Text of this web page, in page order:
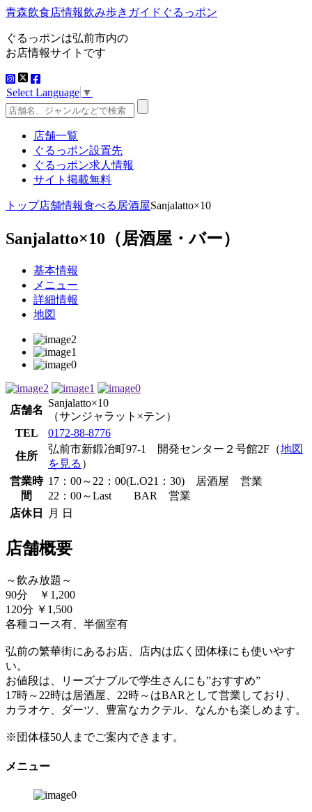
青森飲食店情報飲み歩きガイドぐるっポン
ぐるっポンは弘前市内の
お店情報サイトです
Select Language ▼
店舗一覧
ぐるっポン設置先
ぐるっポン求人情報
サイト掲載無料
トップ店舗情報食べる 居酒屋Sanjalatto×10
Sanjalatto×10 （居酒屋・バー）
基本情報
メニュー
詳細情報
地図
店舗名
Sanjalatto×10
（サンジャラット×テン）
TEL
0172-88-8776
住所
弘前市新鍛冶町97-1 開発センター２号館2F（地図
を見る ）
営業時
間
17：00～22：00(L.O21：30) 居酒屋 営業
22：00～Last BAR 営業
店休日
月 日
店舗概要
～飲み放題～
90分 ￥1,200
120分 ￥1,500
各種コース有、半個室有
弘前の繁華街にあるお店、店内は広く団体様にも使いやす
い。
お値段は、リーズナブルで学生さんにも”おすすめ”
17時～22時は居酒屋、22時～はBARとして営業しており、
カラオケ、ダーツ、豊富なカクテル、なんかも楽しめます。
※団体様50人までご案内できます。
メニュー